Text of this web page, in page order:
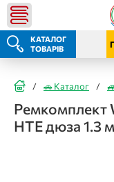
КАТАЛОГ
ТОВАРІВ
/ 🚗 Каталог /
Ремкомплект
HTE дюза 1.3